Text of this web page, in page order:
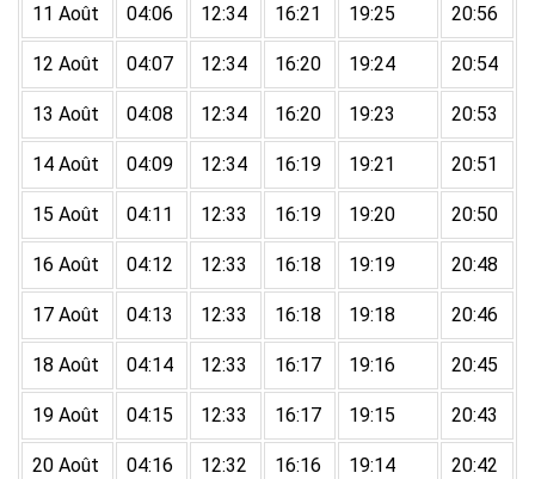
11 Août 04:06 12:34 16:21 19:25 20:56
12 Août 04:07 12:34 16:20 19:24 20:54
13 Août 04:08 12:34 16:20 19:23 20:53
14 Août 04:09 12:34 16:19 19:21 20:51
15 Août 04:11 12:33 16:19 19:20 20:50
16 Août 04:12 12:33 16:18 19:19 20:48
17 Août 04:13 12:33 16:18 19:18 20:46
18 Août 04:14 12:33 16:17 19:16 20:45
19 Août 04:15 12:33 16:17 19:15 20:43
20 Août 04:16 12:32 16:16 19:14 20:42